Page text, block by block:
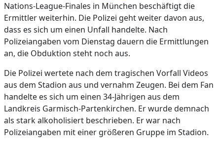
Nations-League-Finales in München beschäftigt die
Ermittler weiterhin. Die Polizei geht weiter davon aus,
dass es sich um einen Unfall handelte. Nach
Polizeiangaben vom Dienstag dauern die Ermittlungen
an, die Obduktion steht noch aus.
Die Polizei wertete nach dem tragischen Vorfall Videos
aus dem Stadion aus und vernahm Zeugen. Bei dem Fan
handelte es sich um einen 34-Jährigen aus dem
Landkreis Garmisch-Partenkirchen. Er wurde demnach
als stark alkoholisiert beschrieben. Er war nach
Polizeiangaben mit einer größeren Gruppe im Stadion.